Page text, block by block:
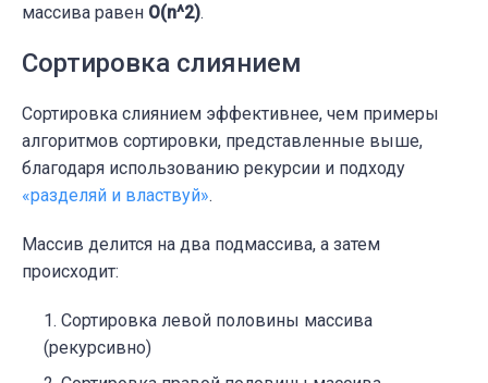
массива равен O(n^2).
Сортировка слиянием
Сортировка слиянием эффективнее, чем примеры
алгоритмов сортировки, представленные выше,
благодаря использованию рекурсии и подходу
«разделяй и властвуй».
Массив делится на два подмассива, а затем
происходит:
Сортировка левой половины массива
(рекурсивно)